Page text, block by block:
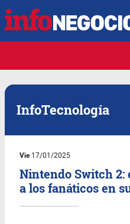
InfoTecnología
Vie17/01/2025
Nintendo Switch 2:
a los fanáticos en